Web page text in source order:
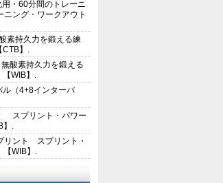
・60分間のトレーニ
ング・ワークアウト
素持久力を鍛える練
CTB】.
酸素持久力を鍛える
WIB】.
ル（4+8インターバ
スプリント・パワー
】.
リント スプリント・
【WIB】.